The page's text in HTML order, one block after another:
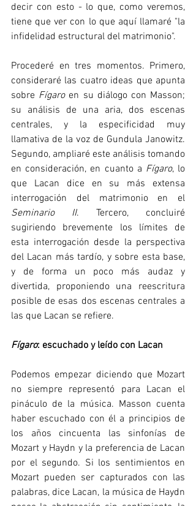
decir con esto - lo que, como veremos,
tiene que ver con lo que aquí llamaré "la
infidelidad estructural del matrimonio".
Procederé en tres momentos. Primero,
consideraré las cuatro ideas que apunta
sobre Fígaro en su diálogo con Masson;
su análisis de una aria, dos escenas
centrales, y la especificidad muy
llamativa de la voz de Gundula Janowitz.
Segundo, ampliaré este análisis tomando
en consideración, en cuanto a Fígaro, lo
que Lacan dice en su más extensa
Seminario II. Tercero, concluiré
sugiriendo brevemente los límites de
esta interrogación desde la perspectiva
del Lacan más tardío, y sobre esta base,
y de forma un poco más audaz y
divertida, proponiendo una reescritura
posible de esas dos escenas centrales a
las que Lacan se refiere.
Fígaro: escuchado y leído con Lacan
Podemos empezar diciendo que Mozart
no siempre representó para Lacan el
pináculo de la música. Masson cuenta
haber escuchado con él a principios de
los años cincuenta las sinfonías de
Mozart y Haydn y la preferencia de Lacan
por el segundo. Si los sentimientos en
Mozart pueden ser capturados con las
palabras, dice Lacan, la música de Haydn